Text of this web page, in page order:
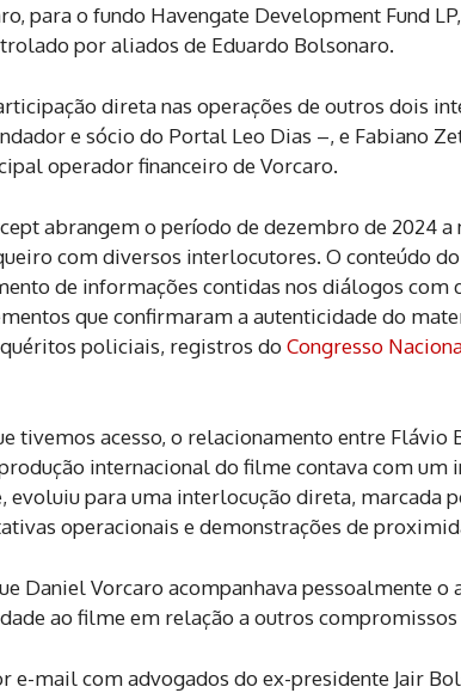
para o fundo Havengate Development Fund
por aliados de Eduardo Bolsonaro.
direta nas operações de outros dois
e sócio do Portal Leo Dias –, e Fabiano
operador financeiro de Vorcaro.
abrangem o período de dezembro de 2024
com diversos interlocutores. O conteúdo
de informações contidas nos diálogos com
que confirmaram a autenticidade do
policiais, registros doCongresso
tivemos acesso, o relacionamento entre Flávio
internacional do filme contava com um
evoluiu para uma interlocução direta, marcada
operacionais e demonstrações de
Daniel Vorcaro acompanhava pessoalmente o
ao filme em relação a outros compromissos
e-mail com advogados do ex-presidente Jair